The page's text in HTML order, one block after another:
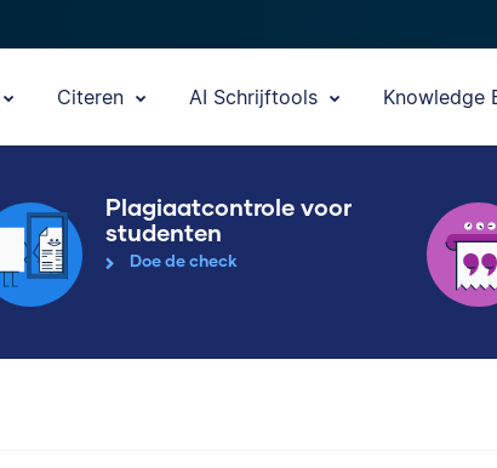
Citeren AI Schrijftools Knowledge
Plagiaatcontrole voor
studenten
Doe de check